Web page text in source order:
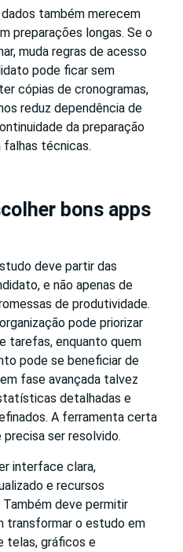
também merecem
preparações longas. Se o
muda regras de acesso
pode ficar sem
cópias de cronogramas,
reduz dependência de
da preparação
técnicas.
bons apps
deve partir das
e não apenas de
de produtividade.
pode priorizar
tarefas, enquanto quem
pode se beneficiar de
fase avançada talvez
detalhadas e
A ferramenta certa
ser resolvido.
interface clara,
e recursos
deve permitir
transformar o estudo em
telas, gráficos e